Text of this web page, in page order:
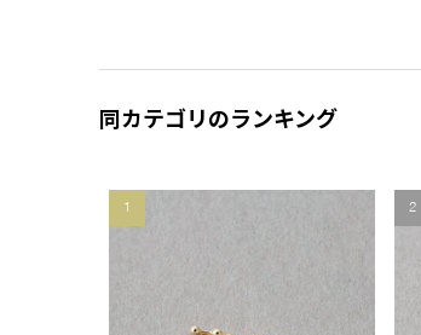
同カテゴリのランキング
1 2